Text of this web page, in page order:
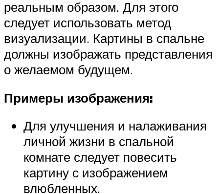
реальным образом. Для этого
следует использовать метод
визуализации. Картины в спальне
должны изображать представления
о желаемом будущем.
Примеры изображения:
Для улучшения и налаживания
личной жизни в спальной
комнате следует повесить
картину с изображением
влюбленных.